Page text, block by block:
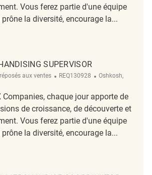
Vous ferez partie d'une équipe
la diversité, encourage la...
Associate REQ122480
SUPERVISOR
aux ventes REQ130928
Oshkosh,
Companies, chaque jour apporte de
de croissance, de découverte et
Vous ferez partie d'une équipe
la diversité, encourage la...
Supervisor REQ130928